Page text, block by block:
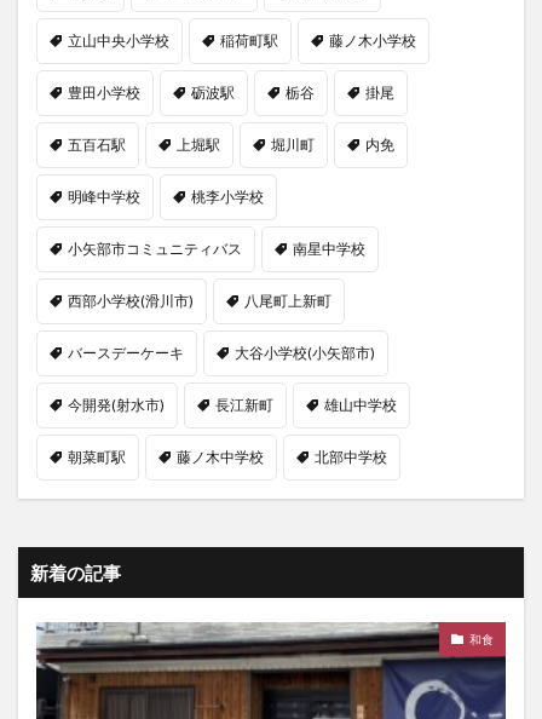
立山中央小学校 稲荷町駅 藤ノ木小学校
豊田小学校 砺波駅 栃谷 掛尾
五百石駅 上堀駅 堀川町 内免
明峰中学校 桃李小学校
小矢部市コミュニティバス 南星中学校
西部小学校(滑川市) 八尾町上新町
バースデーケーキ 大谷小学校(小矢部市)
今開発(射水市) 長江新町 雄山中学校
朝菜町駅 藤ノ木中学校 北部中学校
新着の記事
和食